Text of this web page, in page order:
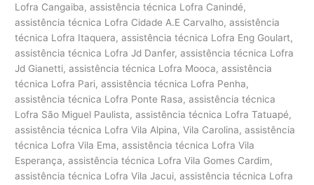
Lofra Cangaiba, assistência técnica Lofra Canindé,
assistência técnica Lofra Cidade A.E Carvalho, assistência
técnica Lofra Itaquera, assistência técnica Lofra Eng Goulart,
assistência técnica Lofra Jd Danfer, assistência técnica Lofra
Jd Gianetti, assistência técnica Lofra Mooca, assistência
técnica Lofra Pari, assistência técnica Lofra Penha,
assistência técnica Lofra Ponte Rasa, assistência técnica
Lofra São Miguel Paulista, assistência técnica Lofra Tatuapé,
assistência técnica Lofra Vila Alpina, Vila Carolina, assistência
técnica Lofra Vila Ema, assistência técnica Lofra Vila
Esperança, assistência técnica Lofra Vila Gomes Cardim,
assistência técnica Lofra Vila Jacui, assistência técnica Lofra